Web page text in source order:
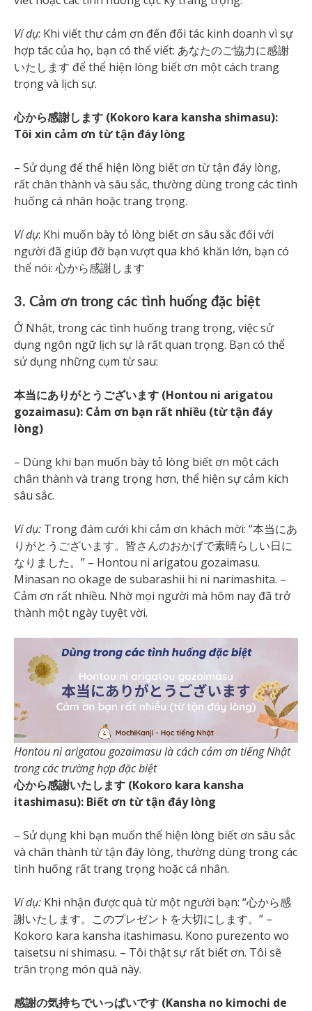
Ví dụ: Khi viết thư cảm ơn đến đối tác kinh doanh vì sự
hợp tác của họ, bạn có thể viết: あなたのご協力に感謝
いたします để thể hiện lòng biết ơn một cách trang
trọng và lịch sự.
心から感謝します (Kokoro kara kansha shimasu):
Tôi xin cảm ơn từ tận đáy lòng
– Sử dụng để thể hiện lòng biết ơn từ tận đáy lòng,
rất chân thành và sâu sắc, thường dùng trong các tình
huống cá nhân hoặc trang trọng.
Ví dụ: Khi muốn bày tỏ lòng biết ơn sâu sắc đối với
người đã giúp đỡ bạn vượt qua khó khăn lớn, bạn có
thể nói: 心から感謝します
3. Cảm ơn trong các tình huống đặc biệt
Ở Nhật, trong các tình huống trang trọng, việc sử
dụng ngôn ngữ lịch sự là rất quan trọng. Bạn có thể
sử dụng những cụm từ sau:
本当にありがとうございます (Hontou ni arigatou
gozaimasu): Cảm ơn bạn rất nhiều (từ tận đáy
lòng)
– Dùng khi bạn muốn bày tỏ lòng biết ơn một cách
chân thành và trang trọng hơn, thể hiện sự cảm kích
sâu sắc.
Ví dụ: Trong đám cưới khi cảm ơn khách mời: “本当にあ
りがとうございます。皆さんのおかげで素晴らしい日に
なりました。” – Hontou ni arigatou gozaimasu.
Minasan no okage de subarashii hi ni narimashita. –
Cảm ơn rất nhiều. Nhờ mọi người mà hôm nay đã trở
thành một ngày tuyệt vời.
Hontou ni arigatou gozaimasu là cách cảm ơn tiếng Nhật
trong các trường hợp đặc biệt
心から感謝いたします (Kokoro kara kansha
itashimasu): Biết ơn từ tận đáy lòng
– Sử dụng khi bạn muốn thể hiện lòng biết ơn sâu sắc
và chân thành từ tận đáy lòng, thường dùng trong các
tình huống rất trang trọng hoặc cá nhân.
Ví dụ: Khi nhận được quà từ một người bạn: “心から感
謝いたします。このプレゼントを大切にします。” –
Kokoro kara kansha itashimasu. Kono purezento wo
taisetsu ni shimasu. – Tôi thật sự rất biết ơn. Tôi sẽ
trân trọng món quà này.
感謝の気持ちでいっぱいです (Kansha no kimochi de